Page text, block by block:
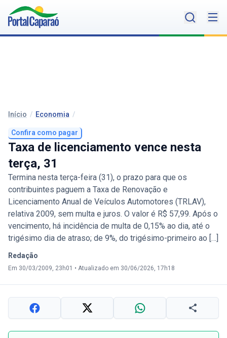
Início / Economia /
Confira como pagar
Taxa de licenciamento vence nesta
terça, 31
Termina nesta terça-feira (31), o prazo para que os
contribuintes paguem a Taxa de Renovação e
Licenciamento Anual de Veículos Automotores (TRLAV),
relativa 2009, sem multa e juros. O valor é R$ 57,99. Após o
vencimento, há incidência de multa de 0,15% ao dia, até o
trigésimo dia de atraso; de 9%, do trigésimo-primeiro ao […]
Redação
Em 30/03/2009, 23h01 • Atualizado em 30/06/2026, 17h18